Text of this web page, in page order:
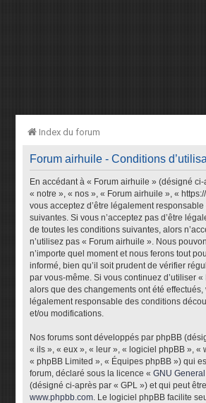
Index du forum
Forum airhuile - Conditions
En accédant à « Forum airhuile » (désigné
« notre », « nos », « Forum airhuile », «
vous acceptez d’être légalement
suivantes. Si vous n’acceptez pas d’être
de toutes les conditions suivantes, alors
n’utilisez pas « Forum airhuile ». Nous
n’importe quel moment et nous ferons tout
informé, bien qu’il soit prudent de vérifier
par vous-même. Si vous continuez d’utiliser
alors que des changements ont été effectués,
légalement responsable des conditions
et/ou modifications.
Nos forums sont développés par phpBB
« ils », « eux », « leur », « logiciel phpBB », «
« phpBB Limited », « Équipes phpBB ») qui
forum, déclaré sous la licence «GNU
(désigné ci-après par « GPL ») et qui peut
www.phpbb.com. Le logiciel phpBB facilite